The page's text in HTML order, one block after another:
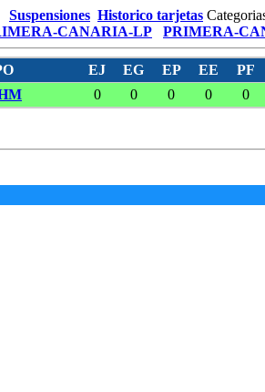
Suspensiones Historico tarjetas
CANARIA-LP PRIMERA-
EJ EG EP EE
PF
0 0 0 0 0